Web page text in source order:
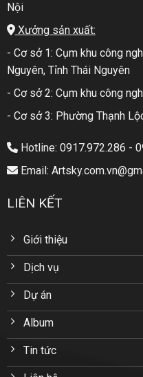
Nội
Xưởng sản xuất:
- Cơ sở 1: Cụm khu công
Nguyên, Tỉnh Thái Nguyên
- Cơ sở 2: Cụm khu công
- Cơ sở 3: Phường Thạnh
Hotline: 0917.972.286 -
Email:
LIÊN KẾT
Giới thiệu
Dịch vụ
Dự án
Album
Tin tức